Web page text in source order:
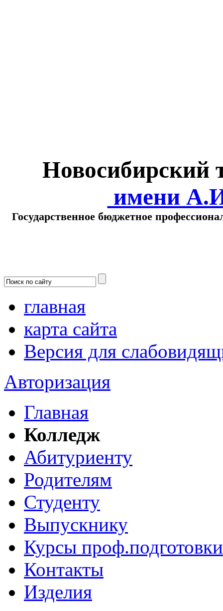
Новосибирский
имени
Государственное бюджетное
главная
карта сайта
Версия для
Авторизация
Главная
Колледж
Абитуриенту
Родителям
Студенту
Выпускнику
Курсы проф.подготовки
Контакты
Изделия